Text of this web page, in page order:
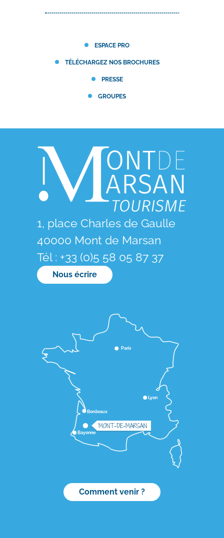
ESPACE PRO
TÉLÉCHARGEZ NOS BROCHURES
PRESSE
GROUPES
1, place Charles de Gaulle
40000 Mont de Marsan
Tél : +33 (0)5 58 05 87 37
Nous écrire
Lyon
Bordeaux
Paris
Bayonne
MONT-DE-MARSAN
Comment venir ?